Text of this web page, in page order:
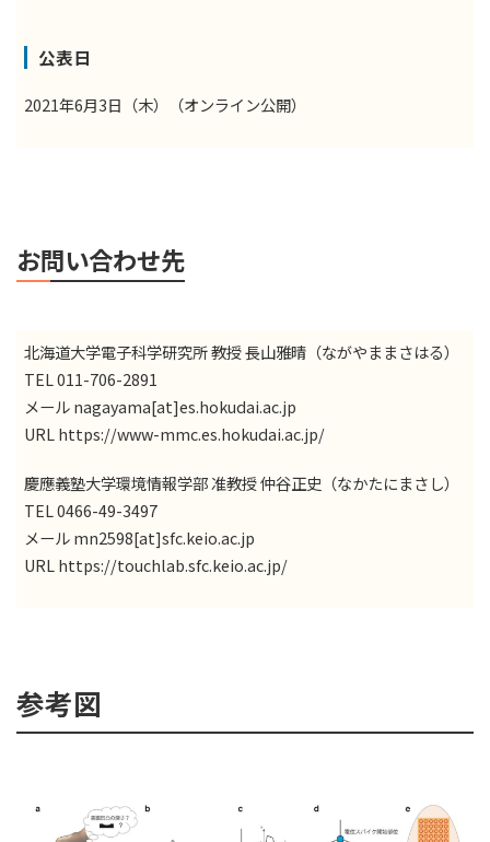
公表日
2021年6月3日（木）（オンライン公開）
お問い合わせ先
北海道大学電子科学研究所 教授 長山雅晴（ながやままさはる）
TEL 011-706-2891
メール nagayama[at]es.hokudai.ac.jp
URLhttps://www-mmc.es.hokudai.ac.jp/
慶應義塾大学環境情報学部 准教授 仲谷正史（なかたにまさし）
TEL 0466-49-3497
メール mn2598[at]sfc.keio.ac.jp
URLhttps://touchlab.sfc.keio.ac.jp/
参考図